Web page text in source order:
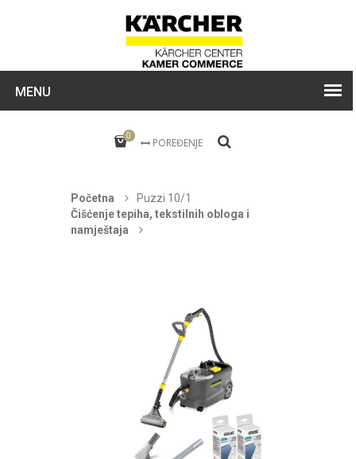
MENU
0
POREĐENJE
Početna
Čišćenje tepiha, tekstilnih obloga i
namještaja
Puzzi 10/1